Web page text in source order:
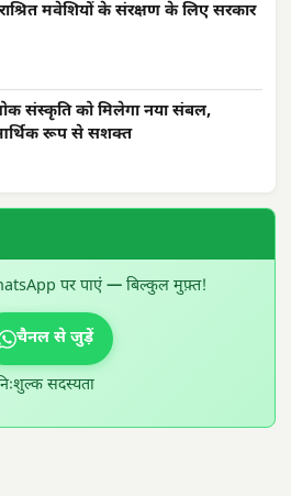
मवेशियों के संरक्षण के लिए सरकार
संस्कृति को मिलेगा नया संबल,
रूप से सशक्त
पर पाएं — बिल्कुल मुफ़्त!
चैनल से जुड़ें
सदस्यता